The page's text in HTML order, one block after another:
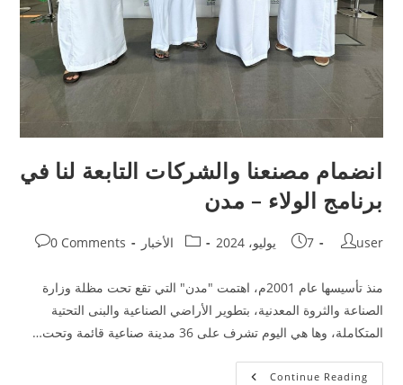
انضمام مصنعنا والشركات التابعة لنا في
برنامج الولاء – مدن
user 7 يوليو، 2024 الأخبار 0 Comments
منذ تأسيسها عام 2001م، اهتمت "مدن" التي تقع تحت مظلة وزارة
الصناعة والثروة المعدنية، بتطوير الأراضي الصناعية والبنى التحتية
المتكاملة، وها هي اليوم تشرف على 36 مدينة صناعية قائمة وتحت…
Continue Reading